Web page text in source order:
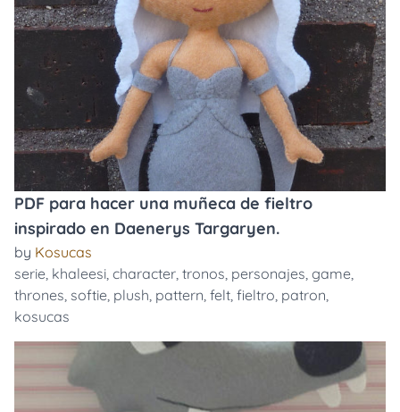
PDF para hacer una muñeca de fieltro
inspirado en Daenerys Targaryen.
by Kosucas
serie, khaleesi, character, tronos, personajes, game,
thrones, softie, plush, pattern, felt, fieltro, patron,
kosucas